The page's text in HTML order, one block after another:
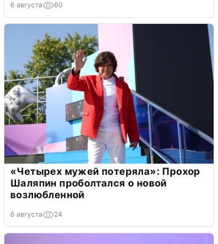
6 августа 60
«Четырех мужей потеряла»: Прохор
Шаляпин проболтался о новой
возлюбленной
6 августа 24